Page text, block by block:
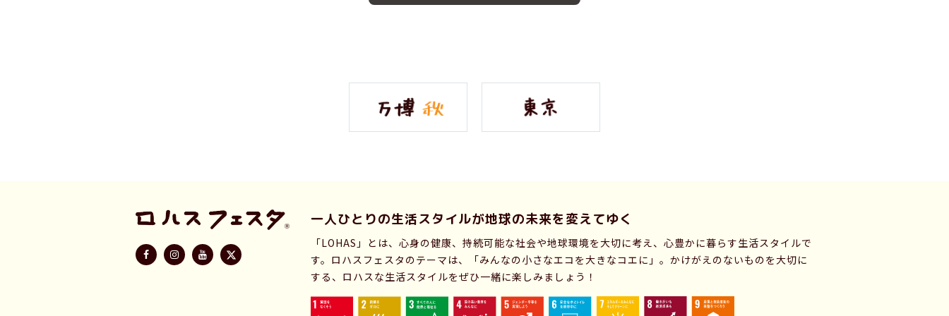
一人ひとりの生活スタイルが地球の未来を変えてゆく
「LOHAS」とは、心身の健康、持続可能な社会や地球環境を大切に考え、心豊かに暮らす生活スタイルで
す。ロハスフェスタのテーマは、「みんなの小さなエコを大きなコエに」。かけがえのないものを大切に
する、ロハスな生活スタイルをぜひ一緒に楽しみましょう！